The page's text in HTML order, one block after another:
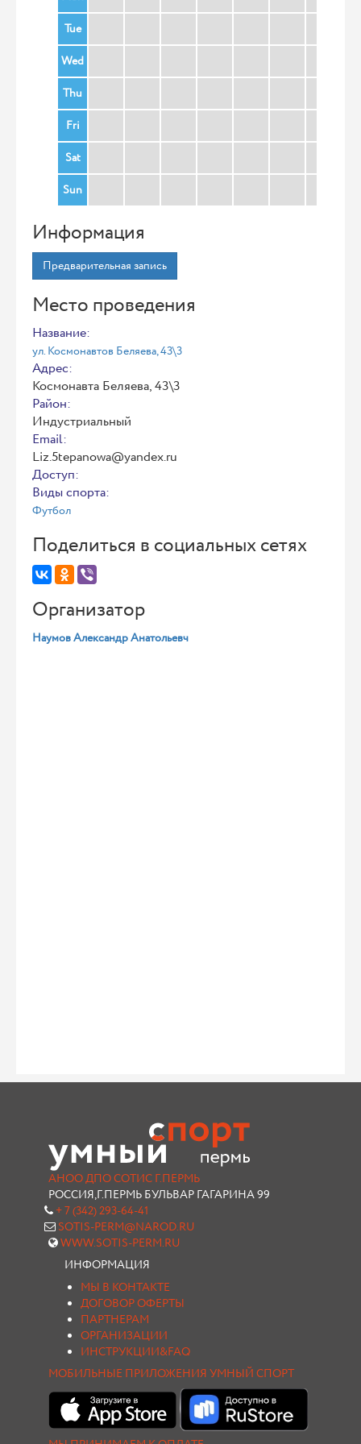
Tue
Wed
Thu
Fri
Sat
Sun
Информация
Предварительная запись
Место проведения
Название:
ул. Космонавтов Беляева, 43\3
Адрес:
Космонавта Беляева, 43\3
Район:
Индустриальный
Email:
Liz.5tepanowa@yandex.ru
Доступ:
Виды спорта:
Футбол
Поделиться в социальных сетях
Организатор
Наумов Александр Анатольевч
АНОО ДПО СОТИС Г.ПЕРМЬ
РОССИЯ,Г.ПЕРМЬ БУЛЬВАР ГАГАРИНА 99
+ 7 (342) 293-64-41
SOTIS-PERM@NAROD.RU
WWW.SOTIS-PERM.RU
ИНФОРМАЦИЯ
МЫ В КОНТАКТЕ
ДОГОВОР ОФЕРТЫ
ПАРТНЕРАМ
ОРГАНИЗАЦИИ
ИНСТРУКЦИИ&FAQ
МОБИЛЬНЫЕ ПРИЛОЖЕНИЯ УМНЫЙ СПОРТ